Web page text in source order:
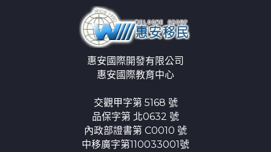
惠安國際開發有限公司
惠安國際教育中心
交觀甲字第 5168 號
品保字第 北0632 號
內政部證書第 C0010 號
中移廣字第110033001號